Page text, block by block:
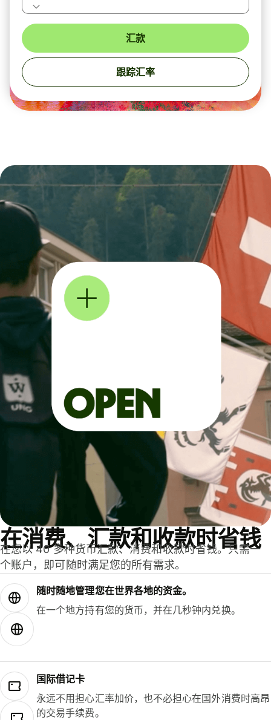
汇款
跟踪汇率
在消费、汇款和收款时省钱
在您以 40 多种货币汇款、消费和收款时省钱。只需一
个账户，即可随时满足您的所有需求。
随时随地管理您在世界各地的资金。
在一个地方持有您的货币，并在几秒钟内兑换。
国际借记卡
永远不用担心汇率加价，也不必担心在国外消费时高昂
的交易手续费。